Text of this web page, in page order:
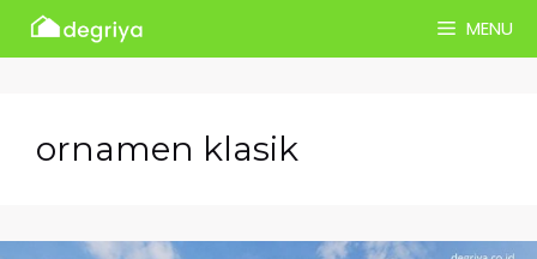
Skip
MENU
ornamen klasik